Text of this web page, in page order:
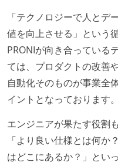
「テクノロジーで人とデ
値を向上させる」という
PRONIが向き合っている
ては、プロダクトの改善
自動化そのものが事業全
イントとなっております。
エンジニアが果たす役割
「より良い仕様とは何か
はどこにあるか？」とい